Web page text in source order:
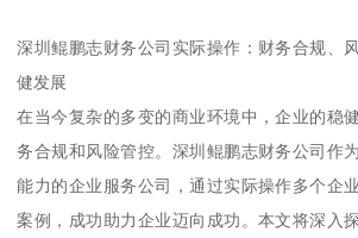
深圳鲲鹏志财务公司实际操作：财务合规、
健发展
在当今复杂的多变的商业环境中，企业的稳
务合规和风险管控。深圳鲲鹏志财务公司作
能力的企业服务公司，通过实际操作多个企
案例，成功助力企业迈向成功。本文将深入